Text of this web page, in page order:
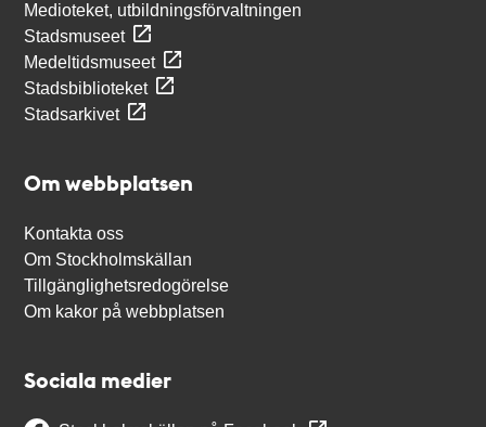
Medioteket, utbildningsförvaltningen
Stadsmuseet
Medeltidsmuseet
Stadsbiblioteket
Stadsarkivet
Om webbplatsen
Kontakta oss
Om Stockholmskällan
Tillgänglighetsredogörelse
Om kakor på webbplatsen
Sociala medier